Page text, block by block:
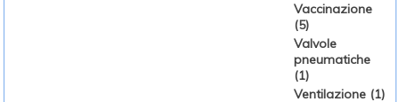
Vaccinazione
(5)
Valvole
pneumatiche
(1)
Ventilazione (1)